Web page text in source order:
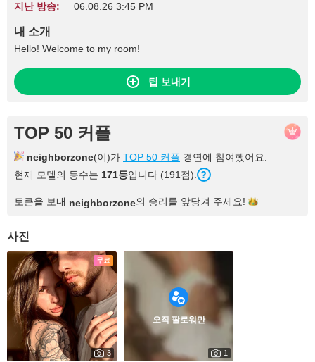
지난 방송: 06.08.26 3:45 PM
내 소개
Hello! Welcome to my room!
팁 보내기
TOP 50 커플
neighborzone(이)가 TOP 50 커플 경연에 참여했어요.
현재 모델의 등수는 171등입니다 (191점).
토큰을 보내 neighborzone의 승리를 앞당겨 주세요!
사진
무료
3
오직 팔로워만
1